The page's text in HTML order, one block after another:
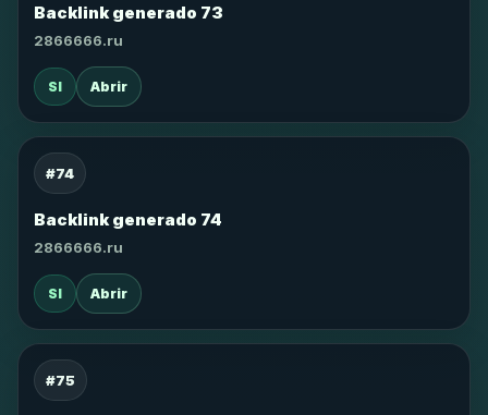
Backlink generado 73
2866666.ru
SI Abrir
#74
Backlink generado 74
2866666.ru
SI Abrir
#75